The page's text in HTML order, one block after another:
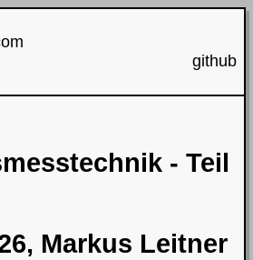
github
- Teil
Markus Leitner